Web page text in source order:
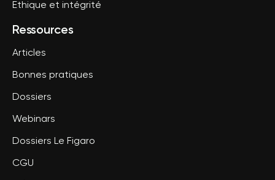
Ethique et intégrité
Ressources
Articles
Bonnes pratiques
Dossiers
Webinars
Dossiers Le Figaro
CGU